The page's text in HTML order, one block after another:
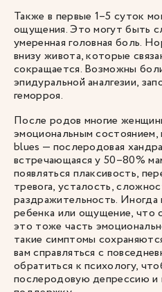
Также в первые 1–5 суток
ощущения. Это могут быть
умеренная головная боль.
внизу живота, которые
сокращается. Возможны
эпидуральной аналгезии,
геморроя.
После родов многие
эмоциональным
blues — послеродовая
встречающаяся у 50–80%
появляться плаксивость,
тревога, усталость,
раздражительность. Иногда
ребенка или ощущение, что
это тоже часть
такие симптомы
вам справляться с
обратиться к психологу,
послеродовую депрессию и